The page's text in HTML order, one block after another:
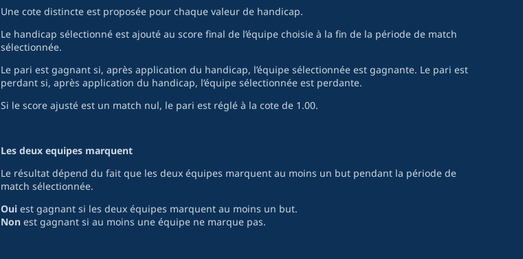
Une cote distincte est proposée pour chaque valeur de handicap.
Le handicap sélectionné est ajouté au score final de l’équipe choisie à la fin de la période de match
sélectionnée.
Le pari est gagnant si, après application du handicap, l’équipe sélectionnée est gagnante. Le pari est
perdant si, après application du handicap, l’équipe sélectionnée est perdante.
Si le score ajusté est un match nul, le pari est réglé à la cote de 1.00.
Les deux equipes marquent
Le résultat dépend du fait que les deux équipes marquent au moins un but pendant la période de
match sélectionnée.
Oui est gagnant si les deux équipes marquent au moins un but.
Non est gagnant si au moins une équipe ne marque pas.